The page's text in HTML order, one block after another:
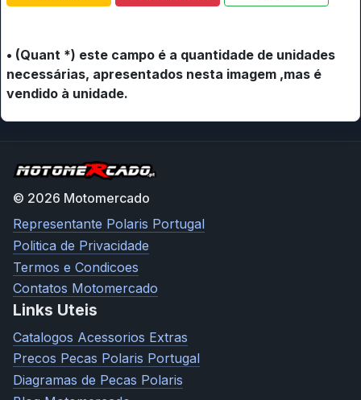
• (Quant *) este campo é a quantidade de unidades
necessárias, apresentados nesta imagem ,mas é
vendido à unidade.
© 2026 Motomercado
Representante Polaris Portugal
Politica de Privacidade
Termos e Condicoes
Contatos Motomercado
Links Uteis
Catalogos Acessorios Extras
Precos Pecas Polaris Portugal
Diagramas de Pecas Polaris